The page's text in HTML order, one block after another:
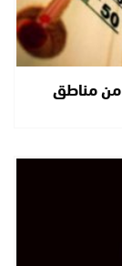
من مناطق